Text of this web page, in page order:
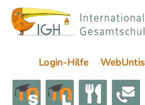
Login-Hilfe WebUntis